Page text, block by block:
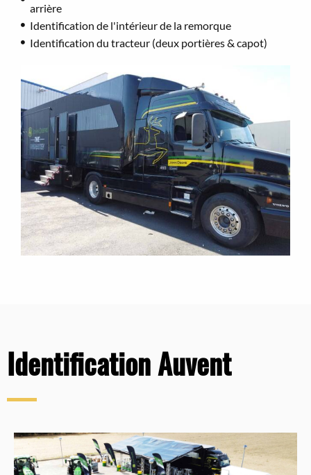
arrière
Identification de l'intérieur de la remorque
Identification du tracteur (deux portières & capot)
Identification Auvent